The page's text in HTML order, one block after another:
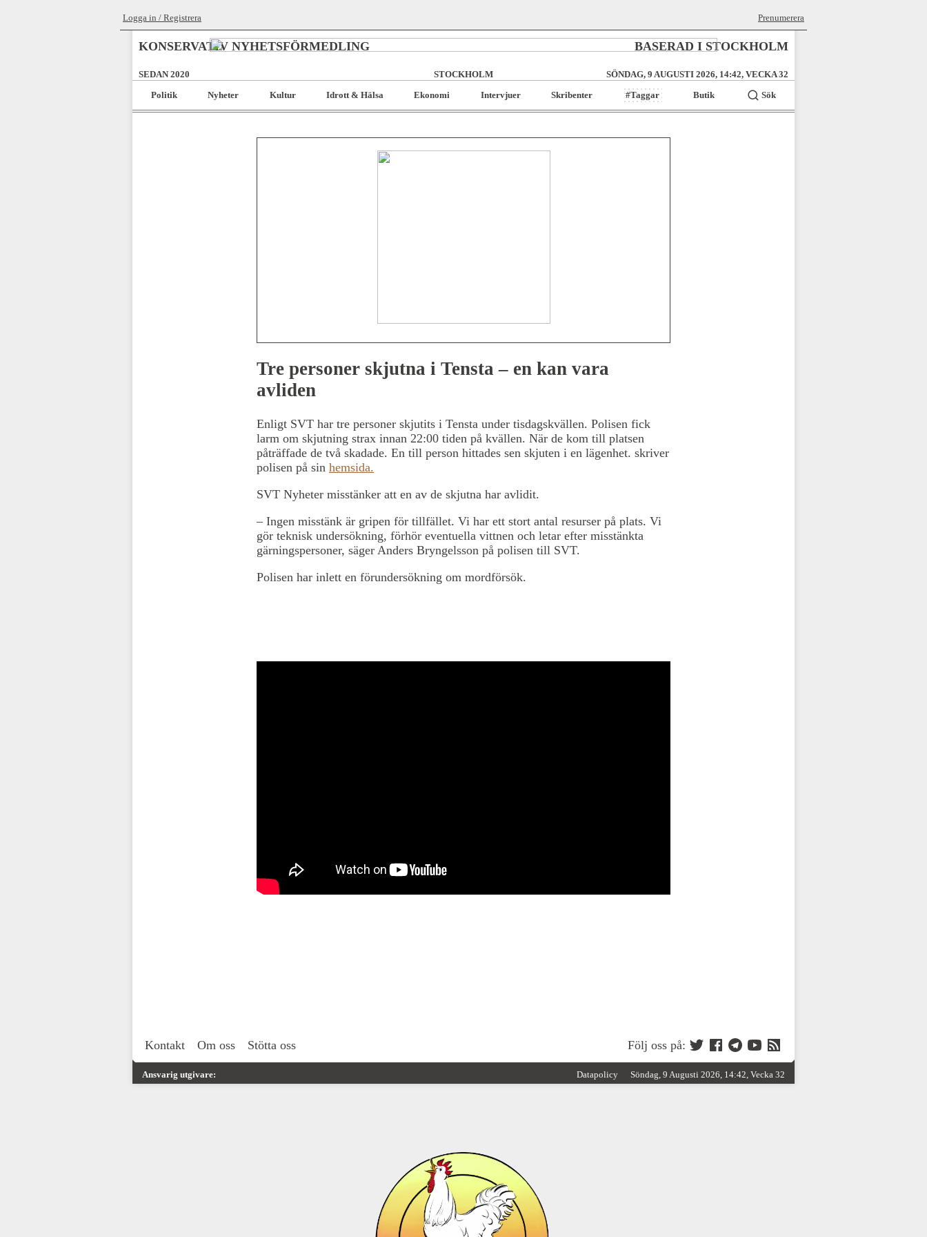
Logga in / Registrera Prenumerera
KONSERVATIV NYHETSFÖRMEDLING BASERAD I STOCKHOLM
SEDAN 2020 STOCKHOLM
SÖNDAG, 9 AUGUSTI 2026, 14:42, VECKA 32
Politik
Nyheter Kultur Idrott & Hälsa Ekonomi Intervjuer Skribenter #Taggar Butik Sök
Tre personer skjutna i Tensta – en kan vara
avliden
Enligt SVT har tre personer skjutits i Tensta under tisdagskvällen. Polisen fick
larm om skjutning strax innan 22:00 tiden på kvällen. När de kom till platsen
påträffade de två skadade. En till person hittades sen skjuten i en lägenhet. skriver
polisen på sin hemsida.
SVT Nyheter misstänker att en av de skjutna har avlidit.
– Ingen misstänk är gripen för tillfället. Vi har ett stort antal resurser på plats. Vi
gör teknisk undersökning, förhör eventuella vittnen och letar efter misstänkta
gärningspersoner, säger Anders Bryngelsson på polisen till SVT.
Polisen har inlett en förundersökning om mordförsök.
Kontakt Om oss Stötta oss Följ oss på:
Ansvarig utgivare: Datapolicy Söndag, 9 Augusti 2026, 14:42, Vecka 32